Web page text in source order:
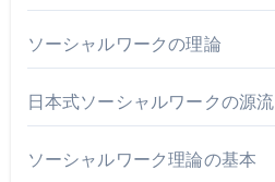
ソーシャルワークの理論
日本式ソーシャルワークの源流
ソーシャルワーク理論の基本